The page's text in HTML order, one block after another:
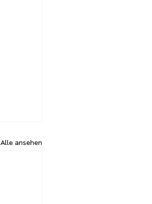
Alle ansehen